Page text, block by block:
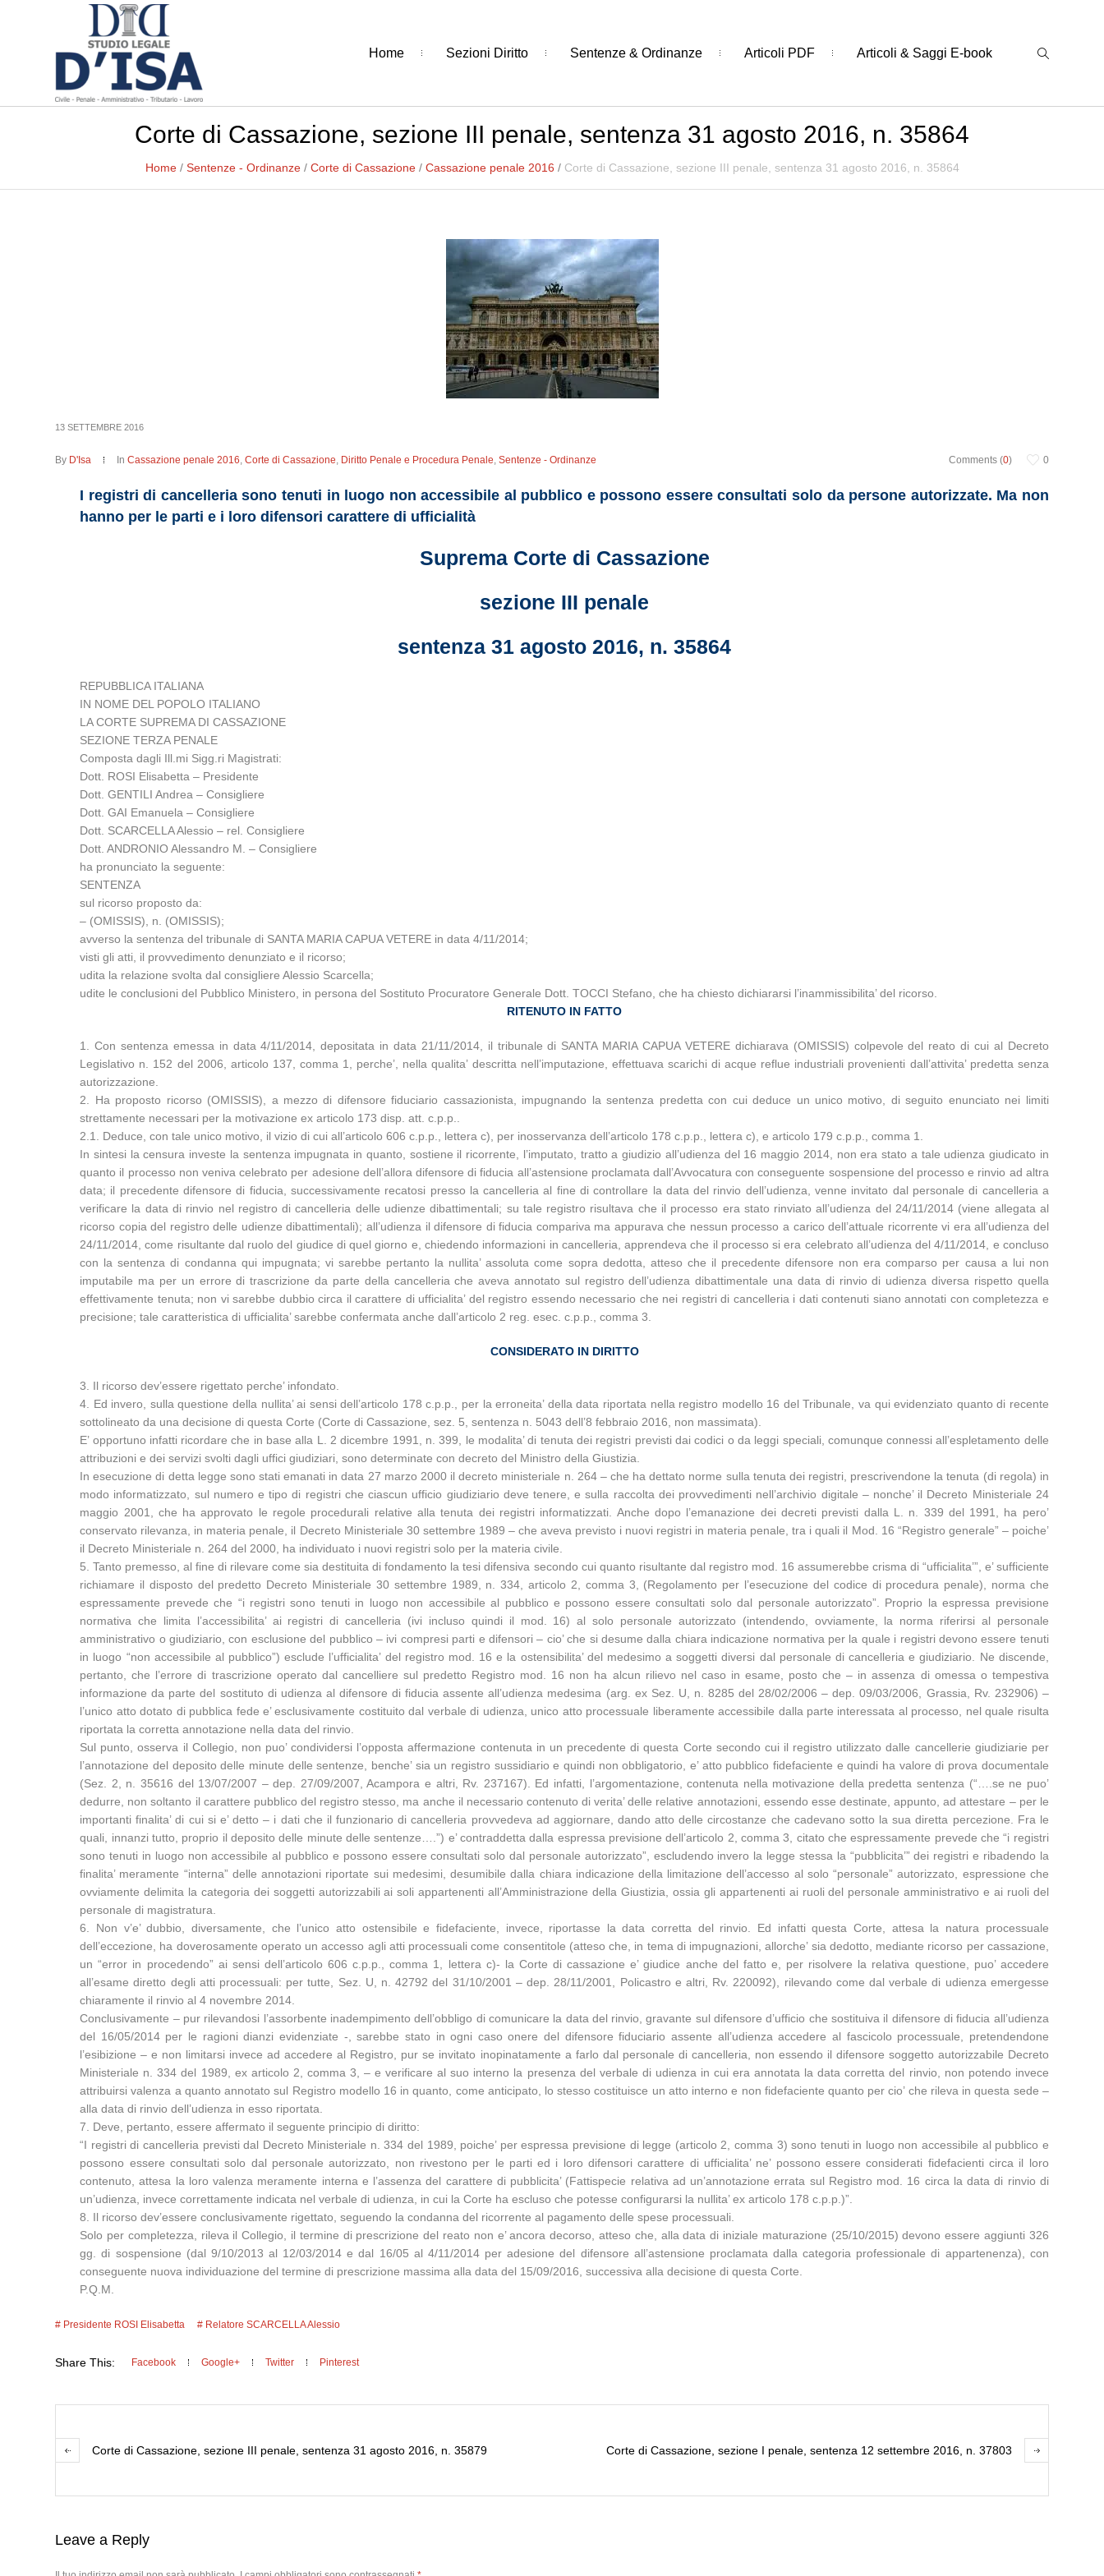
Home Sezioni Diritto Sentenze & Ordinanze Articoli PDF Articoli & Saggi E-book
Corte di Cassazione, sezione III penale, sentenza 31 agosto 2016, n. 35864
Home / Sentenze - Ordinanze / Corte di Cassazione / Cassazione penale 2016 / Corte di Cassazione, sezione III penale, sentenza 31 agosto 2016, n. 35864
13 SETTEMBRE 2016
Comments (0) 0
By D'Isa InCassazione penale 2016,Corte di Cassazione, Diritto Penale e Procedura Penale,Sentenze - Ordinanze
I registri di cancelleria sono tenuti in luogo non accessibile al pubblico e possono essere consultati solo da persone autorizzate. Ma non
hanno per le parti e i loro difensori carattere di ufficialità
Suprema Corte di Cassazione
sezione III penale
sentenza 31 agosto 2016, n. 35864
REPUBBLICA ITALIANA
IN NOME DEL POPOLO ITALIANO
LA CORTE SUPREMA DI CASSAZIONE
SEZIONE TERZA PENALE
Composta dagli Ill.mi Sigg.ri Magistrati:
Dott. ROSI Elisabetta – Presidente
Dott. GENTILI Andrea – Consigliere
Dott. GAI Emanuela – Consigliere
Dott. SCARCELLA Alessio – rel. Consigliere
Dott. ANDRONIO Alessandro M. – Consigliere
ha pronunciato la seguente:
SENTENZA
sul ricorso proposto da:
– (OMISSIS), n. (OMISSIS);
avverso la sentenza del tribunale di SANTA MARIA CAPUA VETERE in data 4/11/2014;
visti gli atti, il provvedimento denunziato e il ricorso;
udita la relazione svolta dal consigliere Alessio Scarcella;
udite le conclusioni del Pubblico Ministero, in persona del Sostituto Procuratore Generale Dott. TOCCI Stefano, che ha chiesto dichiararsi l’inammissibilita’ del ricorso.
RITENUTO IN FATTO
1. Con sentenza emessa in data 4/11/2014, depositata in data 21/11/2014, il tribunale di SANTA MARIA CAPUA VETERE dichiarava (OMISSIS) colpevole del reato di cui al Decreto
Legislativo n. 152 del 2006, articolo 137, comma 1, perche’, nella qualita’ descritta nell’imputazione, effettuava scarichi di acque reflue industriali provenienti dall’attivita’ predetta senza
autorizzazione.
2. Ha proposto ricorso (OMISSIS), a mezzo di difensore fiduciario cassazionista, impugnando la sentenza predetta con cui deduce un unico motivo, di seguito enunciato nei limiti
strettamente necessari per la motivazione ex articolo 173 disp. att. c.p.p..
2.1. Deduce, con tale unico motivo, il vizio di cui all’articolo 606 c.p.p., lettera c), per inosservanza dell’articolo 178 c.p.p., lettera c), e articolo 179 c.p.p., comma 1.
In sintesi la censura investe la sentenza impugnata in quanto, sostiene il ricorrente, l’imputato, tratto a giudizio all’udienza del 16 maggio 2014, non era stato a tale udienza giudicato in
quanto il processo non veniva celebrato per adesione dell’allora difensore di fiducia all’astensione proclamata dall’Avvocatura con conseguente sospensione del processo e rinvio ad altra
data; il precedente difensore di fiducia, successivamente recatosi presso la cancelleria al fine di controllare la data del rinvio dell’udienza, venne invitato dal personale di cancelleria a
verificare la data di rinvio nel registro di cancelleria delle udienze dibattimentali; su tale registro risultava che il processo era stato rinviato all’udienza del 24/11/2014 (viene allegata al
ricorso copia del registro delle udienze dibattimentali); all’udienza il difensore di fiducia compariva ma appurava che nessun processo a carico dell’attuale ricorrente vi era all’udienza del
24/11/2014, come risultante dal ruolo del giudice di quel giorno e, chiedendo informazioni in cancelleria, apprendeva che il processo si era celebrato all’udienza del 4/11/2014, e concluso
con la sentenza di condanna qui impugnata; vi sarebbe pertanto la nullita’ assoluta come sopra dedotta, atteso che il precedente difensore non era comparso per causa a lui non
imputabile ma per un errore di trascrizione da parte della cancelleria che aveva annotato sul registro dell’udienza dibattimentale una data di rinvio di udienza diversa rispetto quella
effettivamente tenuta; non vi sarebbe dubbio circa il carattere di ufficialita’ del registro essendo necessario che nei registri di cancelleria i dati contenuti siano annotati con completezza e
precisione; tale caratteristica di ufficialita’ sarebbe confermata anche dall’articolo 2 reg. esec. c.p.p., comma 3.
CONSIDERATO IN DIRITTO
3. Il ricorso dev’essere rigettato perche’ infondato.
4. Ed invero, sulla questione della nullita’ ai sensi dell’articolo 178 c.p.p., per la erroneita’ della data riportata nella registro modello 16 del Tribunale, va qui evidenziato quanto di recente
sottolineato da una decisione di questa Corte (Corte di Cassazione, sez. 5, sentenza n. 5043 dell’8 febbraio 2016, non massimata).
E’ opportuno infatti ricordare che in base alla L. 2 dicembre 1991, n. 399, le modalita’ di tenuta dei registri previsti dai codici o da leggi speciali, comunque connessi all’espletamento delle
attribuzioni e dei servizi svolti dagli uffici giudiziari, sono determinate con decreto del Ministro della Giustizia.
In esecuzione di detta legge sono stati emanati in data 27 marzo 2000 il decreto ministeriale n. 264 – che ha dettato norme sulla tenuta dei registri, prescrivendone la tenuta (di regola) in
modo informatizzato, sul numero e tipo di registri che ciascun ufficio giudiziario deve tenere, e sulla raccolta dei provvedimenti nell’archivio digitale – nonche’ il Decreto Ministeriale 24
maggio 2001, che ha approvato le regole procedurali relative alla tenuta dei registri informatizzati. Anche dopo l’emanazione dei decreti previsti dalla L. n. 339 del 1991, ha pero’
conservato rilevanza, in materia penale, il Decreto Ministeriale 30 settembre 1989 – che aveva previsto i nuovi registri in materia penale, tra i quali il Mod. 16 “Registro generale” – poiche’
il Decreto Ministeriale n. 264 del 2000, ha individuato i nuovi registri solo per la materia civile.
5. Tanto premesso, al fine di rilevare come sia destituita di fondamento la tesi difensiva secondo cui quanto risultante dal registro mod. 16 assumerebbe crisma di “ufficialita’”, e’ sufficiente
richiamare il disposto del predetto Decreto Ministeriale 30 settembre 1989, n. 334, articolo 2, comma 3, (Regolamento per l’esecuzione del codice di procedura penale), norma che
espressamente prevede che “i registri sono tenuti in luogo non accessibile al pubblico e possono essere consultati solo dal personale autorizzato”. Proprio la espressa previsione
normativa che limita l’accessibilita’ ai registri di cancelleria (ivi incluso quindi il mod. 16) al solo personale autorizzato (intendendo, ovviamente, la norma riferirsi al personale
amministrativo o giudiziario, con esclusione del pubblico – ivi compresi parti e difensori – cio’ che si desume dalla chiara indicazione normativa per la quale i registri devono essere tenuti
in luogo “non accessibile al pubblico”) esclude l’ufficialita’ del registro mod. 16 e la ostensibilita’ del medesimo a soggetti diversi dal personale di cancelleria e giudiziario. Ne discende,
pertanto, che l’errore di trascrizione operato dal cancelliere sul predetto Registro mod. 16 non ha alcun rilievo nel caso in esame, posto che – in assenza di omessa o tempestiva
informazione da parte del sostituto di udienza al difensore di fiducia assente all’udienza medesima (arg. ex Sez. U, n. 8285 del 28/02/2006 – dep. 09/03/2006, Grassia, Rv. 232906) –
l’unico atto dotato di pubblica fede e’ esclusivamente costituito dal verbale di udienza, unico atto processuale liberamente accessibile dalla parte interessata al processo, nel quale risulta
riportata la corretta annotazione nella data del rinvio.
Sul punto, osserva il Collegio, non puo’ condividersi l’opposta affermazione contenuta in un precedente di questa Corte secondo cui il registro utilizzato dalle cancellerie giudiziarie per
l’annotazione del deposito delle minute delle sentenze, benche’ sia un registro sussidiario e quindi non obbligatorio, e’ atto pubblico fidefaciente e quindi ha valore di prova documentale
(Sez. 2, n. 35616 del 13/07/2007 – dep. 27/09/2007, Acampora e altri, Rv. 237167). Ed infatti, l’argomentazione, contenuta nella motivazione della predetta sentenza (“….se ne puo’
dedurre, non soltanto il carattere pubblico del registro stesso, ma anche il necessario contenuto di verita’ delle relative annotazioni, essendo esse destinate, appunto, ad attestare – per le
importanti finalita’ di cui si e’ detto – i dati che il funzionario di cancelleria provvedeva ad aggiornare, dando atto delle circostanze che cadevano sotto la sua diretta percezione. Fra le
quali, innanzi tutto, proprio il deposito delle minute delle sentenze….”) e’ contraddetta dalla espressa previsione dell’articolo 2, comma 3, citato che espressamente prevede che “i registri
sono tenuti in luogo non accessibile al pubblico e possono essere consultati solo dal personale autorizzato”, escludendo invero la legge stessa la “pubblicita’” dei registri e ribadendo la
finalita’ meramente “interna” delle annotazioni riportate sui medesimi, desumibile dalla chiara indicazione della limitazione dell’accesso al solo “personale” autorizzato, espressione che
ovviamente delimita la categoria dei soggetti autorizzabili ai soli appartenenti all’Amministrazione della Giustizia, ossia gli appartenenti ai ruoli del personale amministrativo e ai ruoli del
personale di magistratura.
6. Non v’e’ dubbio, diversamente, che l’unico atto ostensibile e fidefaciente, invece, riportasse la data corretta del rinvio. Ed infatti questa Corte, attesa la natura processuale
dell’eccezione, ha doverosamente operato un accesso agli atti processuali come consentitole (atteso che, in tema di impugnazioni, allorche’ sia dedotto, mediante ricorso per cassazione,
un “error in procedendo” ai sensi dell’articolo 606 c.p.p., comma 1, lettera c)- la Corte di cassazione e’ giudice anche del fatto e, per risolvere la relativa questione, puo’ accedere
all’esame diretto degli atti processuali: per tutte, Sez. U, n. 42792 del 31/10/2001 – dep. 28/11/2001, Policastro e altri, Rv. 220092), rilevando come dal verbale di udienza emergesse
chiaramente il rinvio al 4 novembre 2014.
Conclusivamente – pur rilevandosi l’assorbente inadempimento dell’obbligo di comunicare la data del rinvio, gravante sul difensore d’ufficio che sostituiva il difensore di fiducia all’udienza
del 16/05/2014 per le ragioni dianzi evidenziate -, sarebbe stato in ogni caso onere del difensore fiduciario assente all’udienza accedere al fascicolo processuale, pretendendone
l’esibizione – e non limitarsi invece ad accedere al Registro, pur se invitato inopinatamente a farlo dal personale di cancelleria, non essendo il difensore soggetto autorizzabile Decreto
Ministeriale n. 334 del 1989, ex articolo 2, comma 3, – e verificare al suo interno la presenza del verbale di udienza in cui era annotata la data corretta del rinvio, non potendo invece
attribuirsi valenza a quanto annotato sul Registro modello 16 in quanto, come anticipato, lo stesso costituisce un atto interno e non fidefaciente quanto per cio’ che rileva in questa sede –
alla data di rinvio dell’udienza in esso riportata.
7. Deve, pertanto, essere affermato il seguente principio di diritto:
“I registri di cancelleria previsti dal Decreto Ministeriale n. 334 del 1989, poiche’ per espressa previsione di legge (articolo 2, comma 3) sono tenuti in luogo non accessibile al pubblico e
possono essere consultati solo dal personale autorizzato, non rivestono per le parti ed i loro difensori carattere di ufficialita’ ne’ possono essere considerati fidefacienti circa il loro
contenuto, attesa la loro valenza meramente interna e l’assenza del carattere di pubblicita’ (Fattispecie relativa ad un’annotazione errata sul Registro mod. 16 circa la data di rinvio di
un’udienza, invece correttamente indicata nel verbale di udienza, in cui la Corte ha escluso che potesse configurarsi la nullita’ ex articolo 178 c.p.p.)”.
8. Il ricorso dev’essere conclusivamente rigettato, seguendo la condanna del ricorrente al pagamento delle spese processuali.
Solo per completezza, rileva il Collegio, il termine di prescrizione del reato non e’ ancora decorso, atteso che, alla data di iniziale maturazione (25/10/2015) devono essere aggiunti 326
gg. di sospensione (dal 9/10/2013 al 12/03/2014 e dal 16/05 al 4/11/2014 per adesione del difensore all’astensione proclamata dalla categoria professionale di appartenenza), con
conseguente nuova individuazione del termine di prescrizione massima alla data del 15/09/2016, successiva alla decisione di questa Corte.
P.Q.M.
Presidente ROSI Elisabetta Relatore SCARCELLA Alessio
Share This: Facebook Google+ Twitter Pinterest
Corte di Cassazione, sezione I penale, sentenza 12 settembre 2016, n. 37803
Corte di Cassazione, sezione III penale, sentenza 31 agosto 2016, n. 35879
Leave a Reply